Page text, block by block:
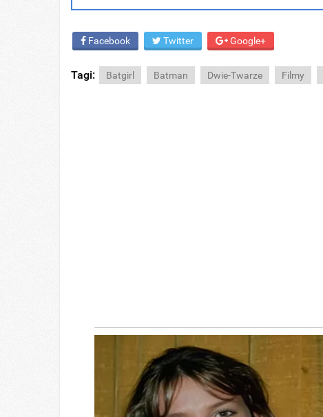
Facebook Twitter Google+
Tagi: Batgirl Batman Dwie-Twarze Filmy